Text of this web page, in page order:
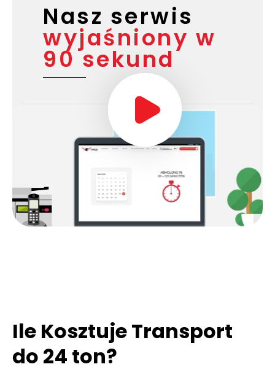
Nasz serwis
wyjaśniony w
90 sekund
Ile Kosztuje Transport
do 24 ton?